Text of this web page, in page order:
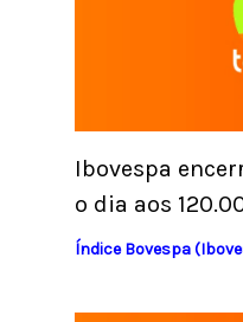
Ibovespa
o dia aos
Índice Bovespa